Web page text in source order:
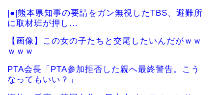
|●|熊本県知事の要請をガン無視したTBS、避難所
に取材班が押し...
【画像】この女の子たちと交尾したいんだがｗｗ
ｗｗｗ
PTA会長「PTA参加拒否した親へ最終警告。こう
なってもいい？」